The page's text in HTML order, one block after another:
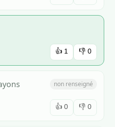
👍 1 👎 0
non renseigné
👍 0 👎 0